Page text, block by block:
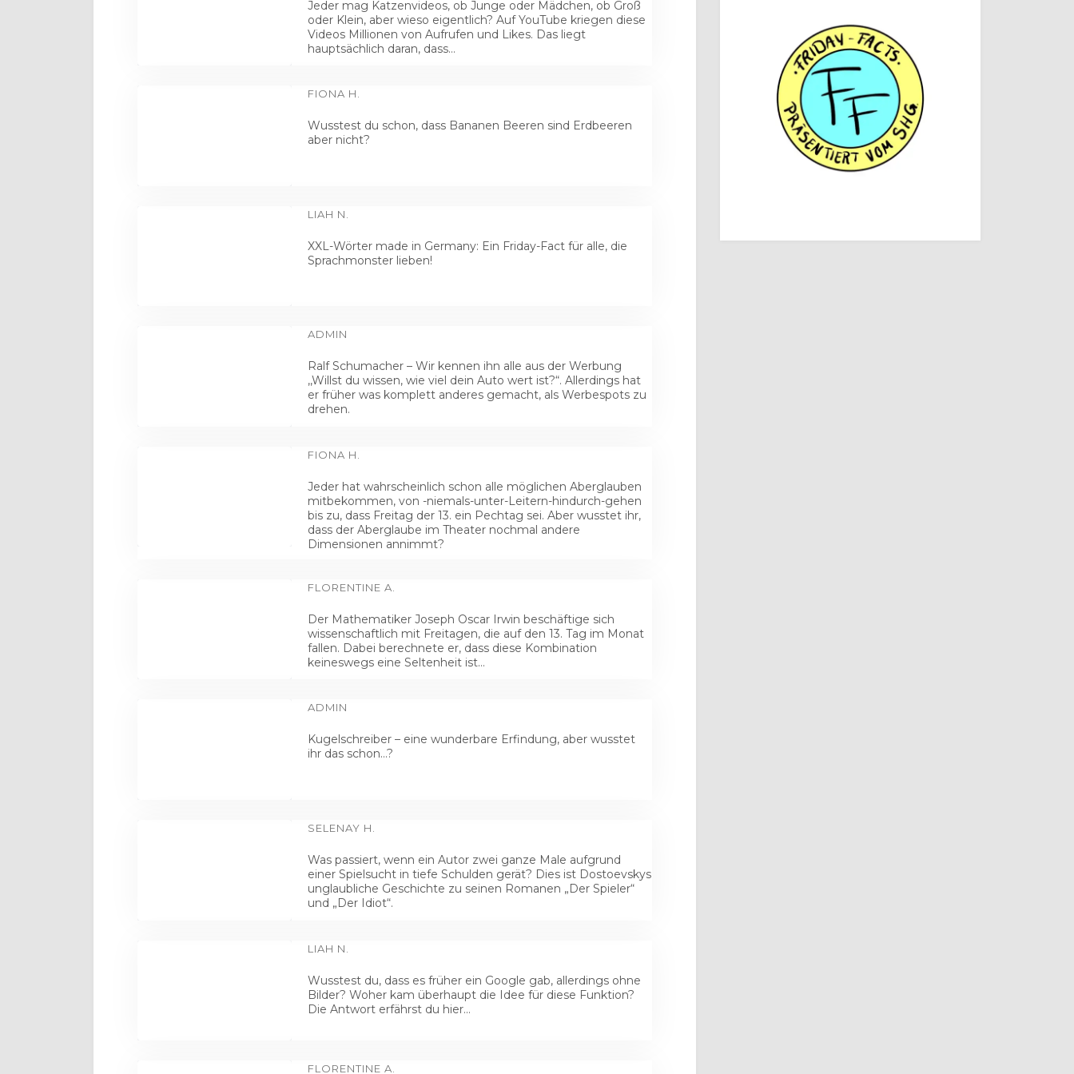
Jeder mag Katzenvideos, ob Junge oder Mädchen, ob Groß
oder Klein, aber wieso eigentlich? Auf YouTube kriegen diese
Videos Millionen von Aufrufen und Likes. Das liegt
hauptsächlich daran, dass…
FIONA H.
Wusstest du schon, dass Bananen Beeren sind Erdbeeren
aber nicht?
LIAH N.
XXL-Wörter made in Germany: Ein Friday-Fact für alle, die
Sprachmonster lieben!
ADMIN
Ralf Schumacher – Wir kennen ihn alle aus der Werbung
,,Willst du wissen, wie viel dein Auto wert ist?“. Allerdings hat
er früher was komplett anderes gemacht, als Werbespots zu
drehen.
FIONA H.
Jeder hat wahrscheinlich schon alle möglichen Aberglauben
mitbekommen, von -niemals-unter-Leitern-hindurch-gehen
bis zu, dass Freitag der 13. ein Pechtag sei. Aber wusstet ihr,
dass der Aberglaube im Theater nochmal andere
Dimensionen annimmt?
FLORENTINE A.
Der Mathematiker Joseph Oscar Irwin beschäftige sich
wissenschaftlich mit Freitagen, die auf den 13. Tag im Monat
fallen. Dabei berechnete er, dass diese Kombination
keineswegs eine Seltenheit ist…
ADMIN
Kugelschreiber – eine wunderbare Erfindung, aber wusstet
ihr das schon…?
SELENAY H.
Was passiert, wenn ein Autor zwei ganze Male aufgrund
einer Spielsucht in tiefe Schulden gerät? Dies ist Dostoevskys
unglaubliche Geschichte zu seinen Romanen „Der Spieler“
und „Der Idiot“.
LIAH N.
Wusstest du, dass es früher ein Google gab, allerdings ohne
Bilder? Woher kam überhaupt die Idee für diese Funktion?
Die Antwort erfährst du hier…
FLORENTINE A.